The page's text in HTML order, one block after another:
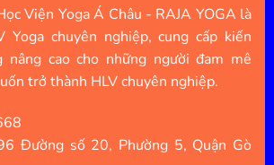
Viện Yoga Á Châu - RAJA YOGA là
Yoga chuyên nghiệp, cung cấp kiến
nâng cao cho những người đam mê
trở thành HLV chuyên nghiệp.
Đường số 20, Phường 5, Quận Gò